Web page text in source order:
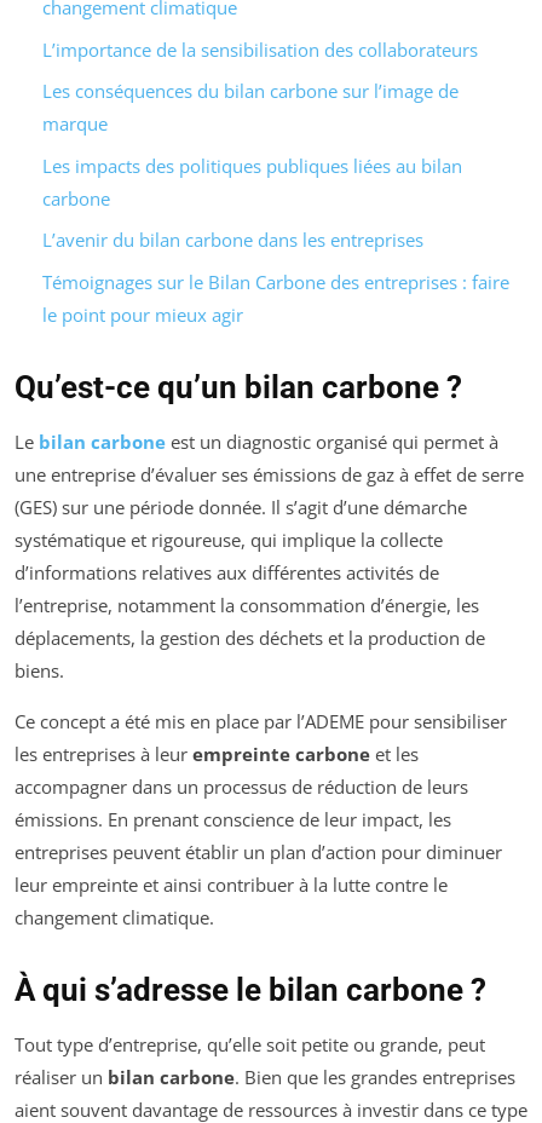
changement climatique
L’importance de la sensibilisation des collaborateurs
Les conséquences du bilan carbone sur l’image de
marque
Les impacts des politiques publiques liées au bilan
carbone
L’avenir du bilan carbone dans les entreprises
Témoignages sur le Bilan Carbone des entreprises : faire
le point pour mieux agir
Qu’est-ce qu’un bilan carbone ?
Le bilan carbone est un diagnostic organisé qui permet à
une entreprise d’évaluer ses émissions de gaz à effet de serre
(GES) sur une période donnée. Il s’agit d’une démarche
systématique et rigoureuse, qui implique la collecte
d’informations relatives aux différentes activités de
l’entreprise, notamment la consommation d’énergie, les
déplacements, la gestion des déchets et la production de
biens.
Ce concept a été mis en place par l’ADEME pour sensibiliser
les entreprises à leur empreinte carbone et les
accompagner dans un processus de réduction de leurs
émissions. En prenant conscience de leur impact, les
entreprises peuvent établir un plan d’action pour diminuer
leur empreinte et ainsi contribuer à la lutte contre le
changement climatique.
À qui s’adresse le bilan carbone ?
Tout type d’entreprise, qu’elle soit petite ou grande, peut
réaliser un bilan carbone. Bien que les grandes entreprises
aient souvent davantage de ressources à investir dans ce type